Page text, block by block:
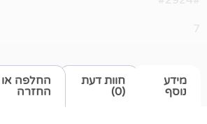
תנאי
משלוח
חוות דעת
החלפה או
החזרה